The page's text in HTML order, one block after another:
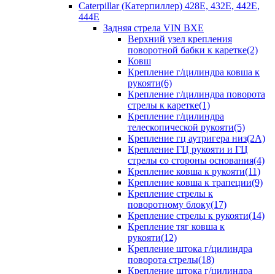
Caterpillar (Катерпиллер) 428E, 432E, 442E,
444E
Задняя стрела VIN BXE
Верхний узел крепления
поворотной бабки к каретке(2)
Ковш
Крепление г/цилиндра ковша к
рукояти(6)
Крепление г/цилиндра поворота
стрелы к каретке(1)
Крепление г/цилиндра
телескопической рукояти(5)
Крепление гц аутригера низ(2А)
Крепление ГЦ рукояти и ГЦ
стрелы со стороны основания(4)
Крепление ковша к рукояти(11)
Крепление ковша к трапеции(9)
Крепление стрелы к
поворотному блоку(17)
Крепление стрелы к рукояти(14)
Крепление тяг ковша к
рукояти(12)
Крепление штока г/цилиндра
поворота стрелы(18)
Крепление штока г/цилиндра